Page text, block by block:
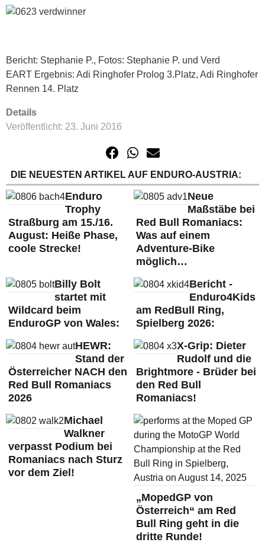
Bericht: Stephanie P., Fotos: Stephanie P. und Verd
EART Ergebnis: Adi Ringhofer Prolog 3.Platz, Adi Ringhofer
Rennen 14. Platz
Details
Veröffentlicht: 23. Juni 2016
DIE NEUESTEN ARTIKEL AUF ENDURO-AUSTRIA:
Enduro
Trophy
Straßburg am 15./16.
August: Heiße Phase,
coole Strecke!
Neue
Maßstäbe bei
Red Bull Romaniacs:
Was auf einem
Adventure-Bike
möglich…
Billy Bolt
startet mit
Wildcard beim
EnduroGP von Wales:
Bericht -
Enduro4Kids
am RedBull Ring,
Spielberg 2026:
HEWR:
Stand der
Österreicher NACH den
Red Bull Romaniacs
2026
X-Grip: Dieter
Rudolf und die
Brightmore - Brüder bei
den Red Bull
Romaniacs!
Michael
Walkner
verpasst Podium bei
Romaniacs nach Sturz
vor dem Ziel!
„MopedGP von
Österreich“ am Red
Bull Ring geht in die
dritte Runde!